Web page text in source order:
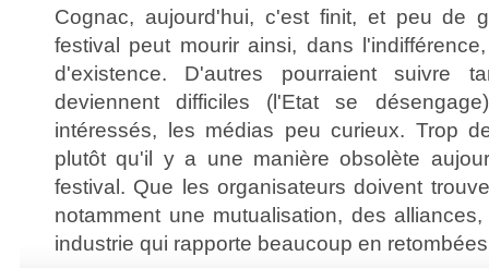
Cognac, aujourd'hui, c'est finit, et peu de
festival peut mourir ainsi, dans
d'existence. D'autres pourraient suivre
deviennent difficiles (l'Etat se
intéressés, les médias peu curieux. Trop
plutôt qu'il y a une manière obsolète
festival. Que les organisateurs doivent
notamment une mutualisation, des
industrie qui rapporte beaucoup en